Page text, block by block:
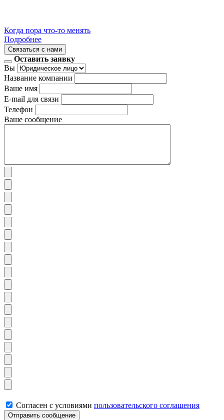
Когда пора что-то менять
Подробнее
Связаться с нами
Оставить заявку
Вы
Название компании
Ваше имя
E-mail для связи
Телефон
Ваше сообщение
Согласен с условиями пользовательского соглашения
Отправить сообщение